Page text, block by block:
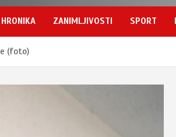
HRONIKA ZANIMLJIVOSTI SPORT
(foto)